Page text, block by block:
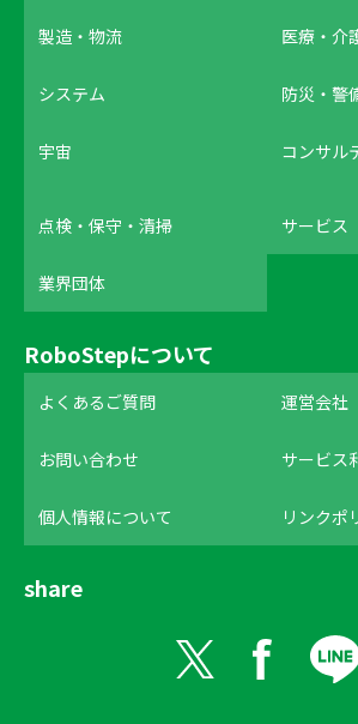
製造・物流 医療・介
システム 防災・警
宇宙 コンサル
点検・保守・清掃 サービス
業界団体
RoboStepについて
よくあるご質問 運営会社
お問い合わせ サービス
個人情報について リンクポ
share